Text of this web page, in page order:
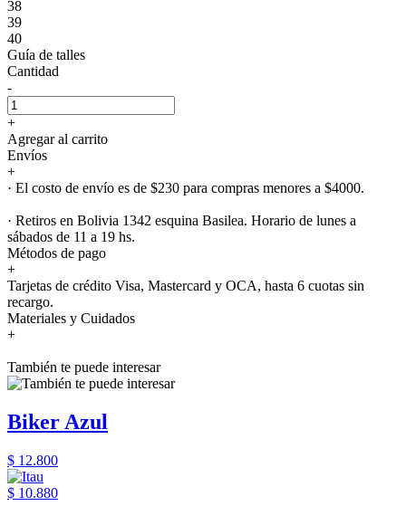
38
39
40
Guía de talles
Cantidad
-
+
Agregar al carrito
Envíos
+
· El costo de envío es de $230 para compras menores a $4000.
· Retiros en Bolivia 1342 esquina Basilea. Horario de lunes a
sábados de 11 a 19 hs.
Métodos de pago
+
Tarjetas de crédito Visa, Mastercard y OCA, hasta 6 cuotas sin
recargo.
Materiales y Cuidados
+
También te puede interesar
Biker Azul
$ 12.800
$ 10.880